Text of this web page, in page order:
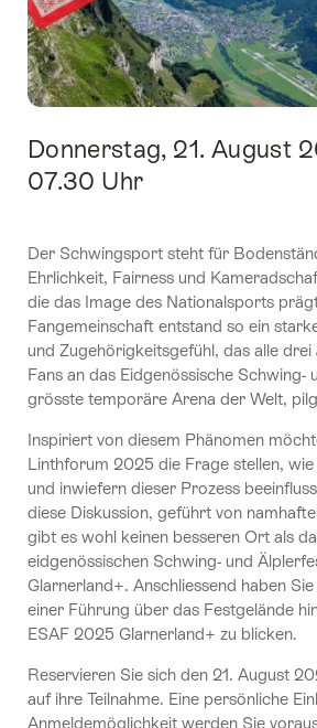
Intro
Donnerstag, 21. August
07.30 Uhr
Der Schwingsport steht für
Ehrlichkeit, Fairness und
die das Image des Nationalsports
Fangemeinschaft entstand so ein
und Zugehörigkeitsgefühl, das alle drei
Fans an das Eidgenössische Schwing-
grösste temporäre Arena der Welt,
Inspiriert von diesem Phänomen
Linthforum 2025 die Frage stellen,
und inwiefern dieser Prozess
diese Diskussion, geführt von
gibt es wohl keinen besseren Ort als
eidgenössischen Schwing- und
Glarnerland+. Anschliessend haben
einer Führung über das Festgelände
ESAF 2025 Glarnerland+ zu blicken.
Reservieren Sie sich den 21. August
auf ihre Teilnahme. Eine persönliche
Anmeldemöglichkeit werden Sie